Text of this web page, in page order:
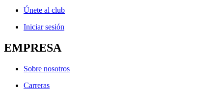
Únete al club
Iniciar sesión
EMPRESA
Sobre nosotros
Carreras